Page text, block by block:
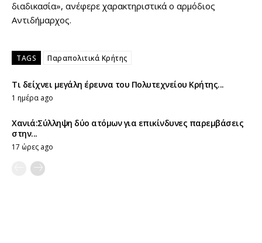
διαδικασία», ανέφερε χαρακτηριστικά ο αρμόδιος
Αντιδήμαρχος.
TAGS Παραπολιτικά Κρήτης
Τι δείχνει μεγάλη έρευνα του Πολυτεχνείου Κρήτης...
1 ημέρα ago
Χανιά:Σύλληψη δύο ατόμων για επικίνδυνες παρεμβάσεις
στην...
17 ώρες ago